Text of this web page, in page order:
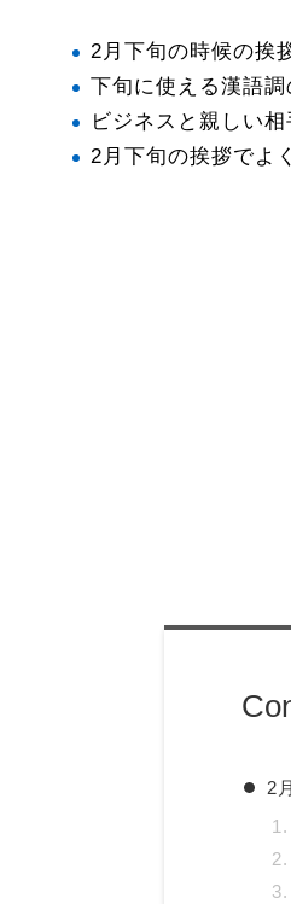
2月下旬の時候の挨
下旬に使える漢語
ビジネスと親しい
2月下旬の挨拶でよ
2